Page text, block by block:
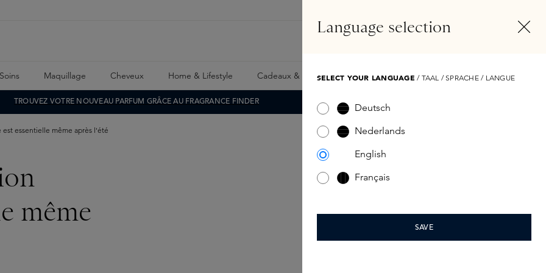
Soins Maquillage Cheveux Home & Lifestyle Cadeaux & Giftcards Samples Skins Exclusives Skins
TROUVEZ VOTRE NOUVEAU PARFUM GRÂCE AU FRAGRANCE FINDER
essentielle même après l'été
même
Language selection
SELECT YOUR LANGUAGE / TAAL / SPRACHE / LANGUE
Deutsch
Nederlands
English
Français
SAVE